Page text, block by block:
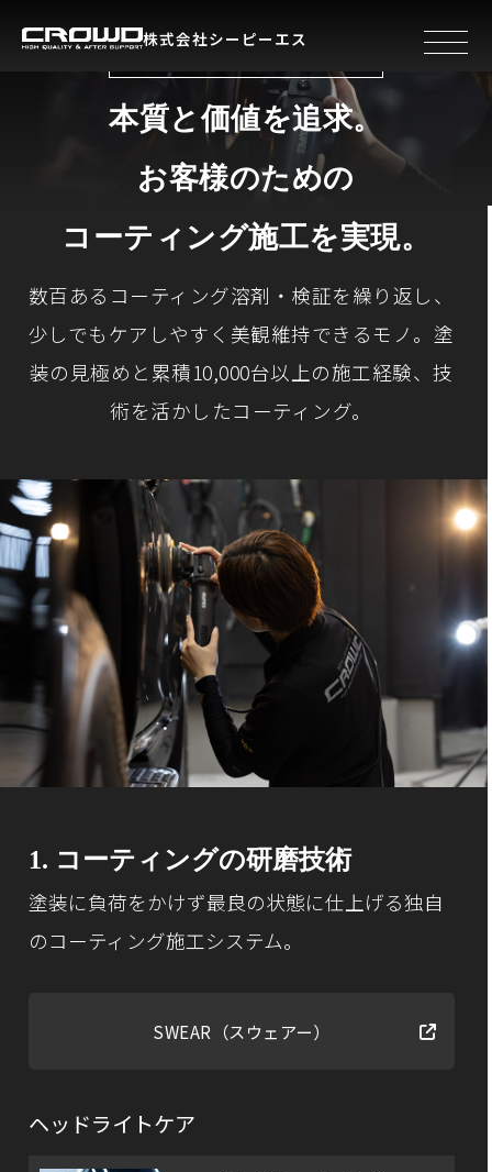
株式会社シーピーエス toggle
CROWDが大切にしていること
本質と価値を追求。
お客様のための
コーティング施工を実現。
数百あるコーティング溶剤・検証を繰り返し、
少しでもケアしやすく美観維持できるモノ。 塗
装の見極めと累積10,000台以上の施工経験、技
術を活かしたコーティング。
1. コーティングの研磨技術
塗装に負荷をかけず最良の状態に仕上げる独自
のコーティング施工システム。
SWEAR（スウェアー）
ヘッドライトケア